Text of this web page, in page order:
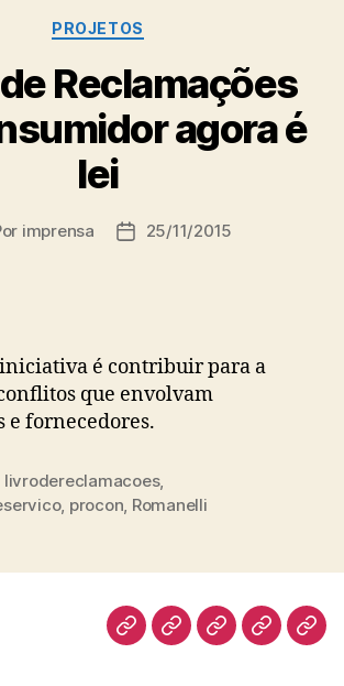
Categorias
PROJETOS
Reclamações
agora é
lei
imprensa
Data25/11/2015
é contribuir para a
que envolvam
e fornecedores.
livrodereclamacoes,
, procon, Romanelli
BiografiaAtuaçãoArtigosNorte